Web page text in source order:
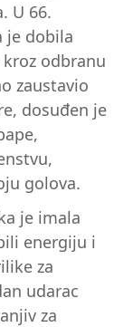
U 66.
je dobila
odbranu
zaustavio
dosuđen je
golova.
je imala
energiju i
za
udarac
za